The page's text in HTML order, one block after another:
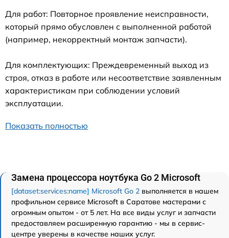
Для работ: Повторное проявление неисправности,
который прямо обусловлен с выполненной работой
(например, некорректный монтаж запчасти).
Для комплектующих: Преждевременный выход из
строя, отказ в работе или несоответствие заявленным
характеристикам при соблюдении условий
эксплуатации.
Показать полностью
Замена процессора ноутбука Go 2 Microsoft
[dataset:services:name] Microsoft Go 2 выполняется в нашем
профильном сервисе Microsoft в Саратове мастерами с
огромным опытом - от 5 лет. На все виды услуг и запчасти
предоставляем расширенную гарантию - мы в сервис-
центре уверены в качестве наших услуг.